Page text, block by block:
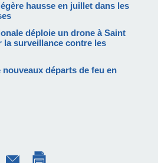
hausse en juillet dans les
déploie un drone à Saint
surveillance contre les
départs de feu en